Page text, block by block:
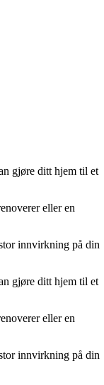
gjøre ditt hjem til et
eller en
innvirkning på din
gjøre ditt hjem til et
eller en
innvirkning på din